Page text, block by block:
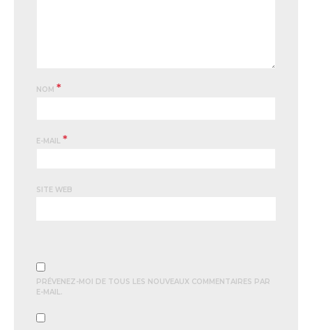
NOM *
E-MAIL *
SITE WEB
PRÉVENEZ-MOI DE TOUS LES NOUVEAUX COMMENTAIRES PAR
E-MAIL.